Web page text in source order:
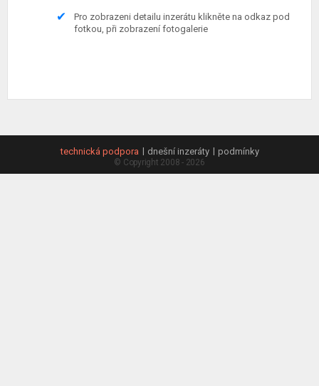
Pro zobrazeni detailu inzerátu klikněte na odkaz pod
fotkou, při zobrazení fotogalerie
technická podpora dnešní inzeráty podmínky
© Copyright 2008 - 2026